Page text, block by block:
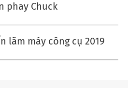
phay Chuck
lãm máy công cụ 2019